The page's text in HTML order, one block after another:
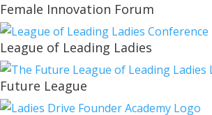
Female Innovation Forum
League of Leading Ladies
Future League